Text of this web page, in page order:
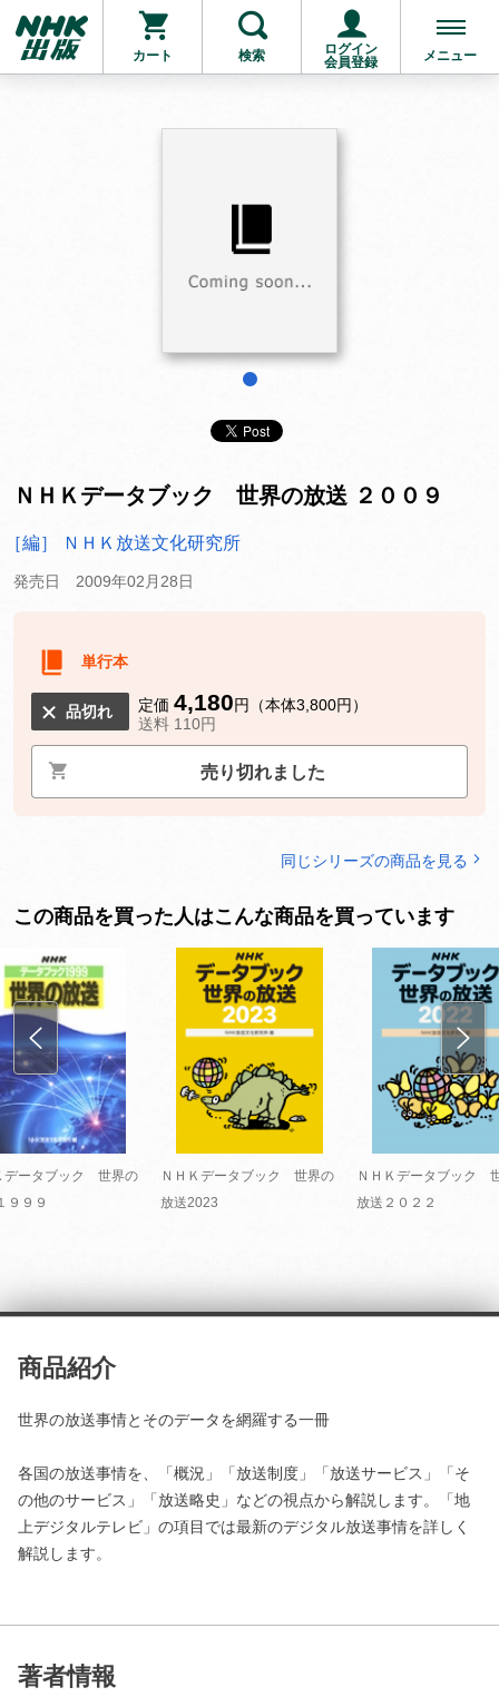
カート 検索
ログイン
会員登録
メニュー
お支払いに進む
他にも商品を買う
ＮＨＫデータブック 世界の放送 ２００９
［編］ ＮＨＫ放送文化研究所
発売日 2009年02月28日
単行本
品切れ 定価 4,180円（本体3,800円）
送料 110円
売り切れました
同じシリーズの商品を見る
この商品を買った人はこんな商品を買っています
データブック 世界の
９９９
ＮＨＫデータブック 世界の
放送2023
ＮＨＫデータブック
放送２０２２
商品紹介
世界の放送事情とそのデータを網羅する一冊
各国の放送事情を、「概況」「放送制度」「放送サービス」「そ
の他のサービス」「放送略史」などの視点から解説します。「地
上デジタルテレビ」の項目では最新のデジタル放送事情を詳しく
解説します。
著者情報